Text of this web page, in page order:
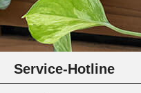
Service-Hotline